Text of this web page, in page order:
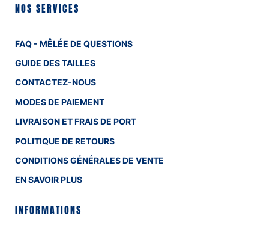
NOS SERVICES
FAQ - MÊLÉE DE QUESTIONS
GUIDE DES TAILLES
CONTACTEZ-NOUS
MODES DE PAIEMENT
LIVRAISON ET FRAIS DE PORT
POLITIQUE DE RETOURS
CONDITIONS GÉNÉRALES DE VENTE
EN SAVOIR PLUS
INFORMATIONS